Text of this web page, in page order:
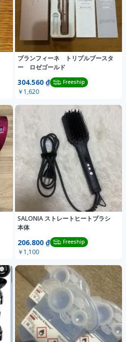
ブランフィーネ トリプルブースタ
ー ロゼゴールド
304.560 ₫ Freeship
￥1,620
SALONIA ストレートヒートブラシ
本体
206.800 ₫ Freeship
￥1,100